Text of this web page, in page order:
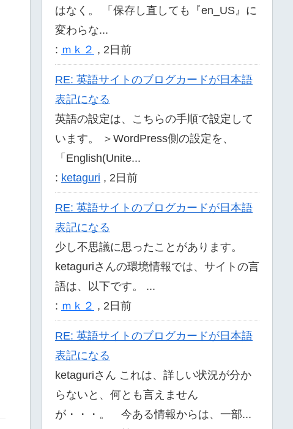
はなく。 「保存し直しても『en_US』に
変わらな...
: ｍｋ２ , 2日前
RE: 英語サイトのブログカードが日本語
表記になる
英語の設定は、こちらの手順で設定して
います。 ＞WordPress側の設定を、
「English(Unite...
: ketaguri , 2日前
RE: 英語サイトのブログカードが日本語
表記になる
少し不思議に思ったことがあります。
ketaguriさんの環境情報では、サイトの言
語は、以下です。 ...
: ｍｋ２ , 2日前
RE: 英語サイトのブログカードが日本語
表記になる
ketaguriさん これは、詳しい状況が分か
らないと、何とも言えません
が・・・。 今ある情報からは、一部...